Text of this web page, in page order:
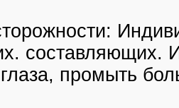
составляющих.
промыть